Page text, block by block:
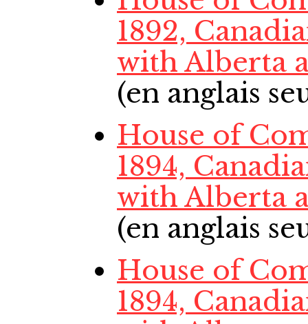
1892,
with Alberta
(en anglais
House of
1894,
with Alberta
(en anglais
House of
1894,